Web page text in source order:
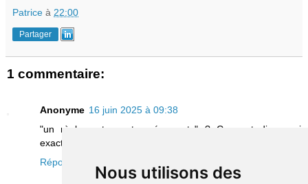
Nous utilisons des
Patrice à 22:00
Partager
1 commentaire:
Anonyme 16 juin 2025 à 09:38
"un règlement par tempéraments" ? Ca veut dire quoi
exactement ?
Répondre